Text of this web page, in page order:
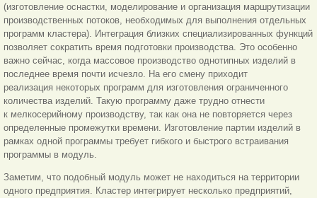
(изготовление оснастки, моделирование и организация маршрутизации
производственных потоков, необходимых для выполнения отдельных
программ кластера). Интеграция близких специализированных функций
позволяет сократить время подготовки производства. Это особенно
важно сейчас, когда массовое производство однотипных изделий в
последнее время почти исчезло. На его смену приходит
реализация некоторых программ для изготовления ограниченного
количества изделий. Такую программу даже трудно отнести
к мелкосерийному производству, так как она не повторяется через
определенные промежутки времени. Изготовление партии изделий в
рамках одной программы требует гибкого и быстрого встраивания
программы в модуль.
Заметим, что подобный модуль может не находиться на территории
одного предприятия. Кластер интегрирует несколько предприятий,